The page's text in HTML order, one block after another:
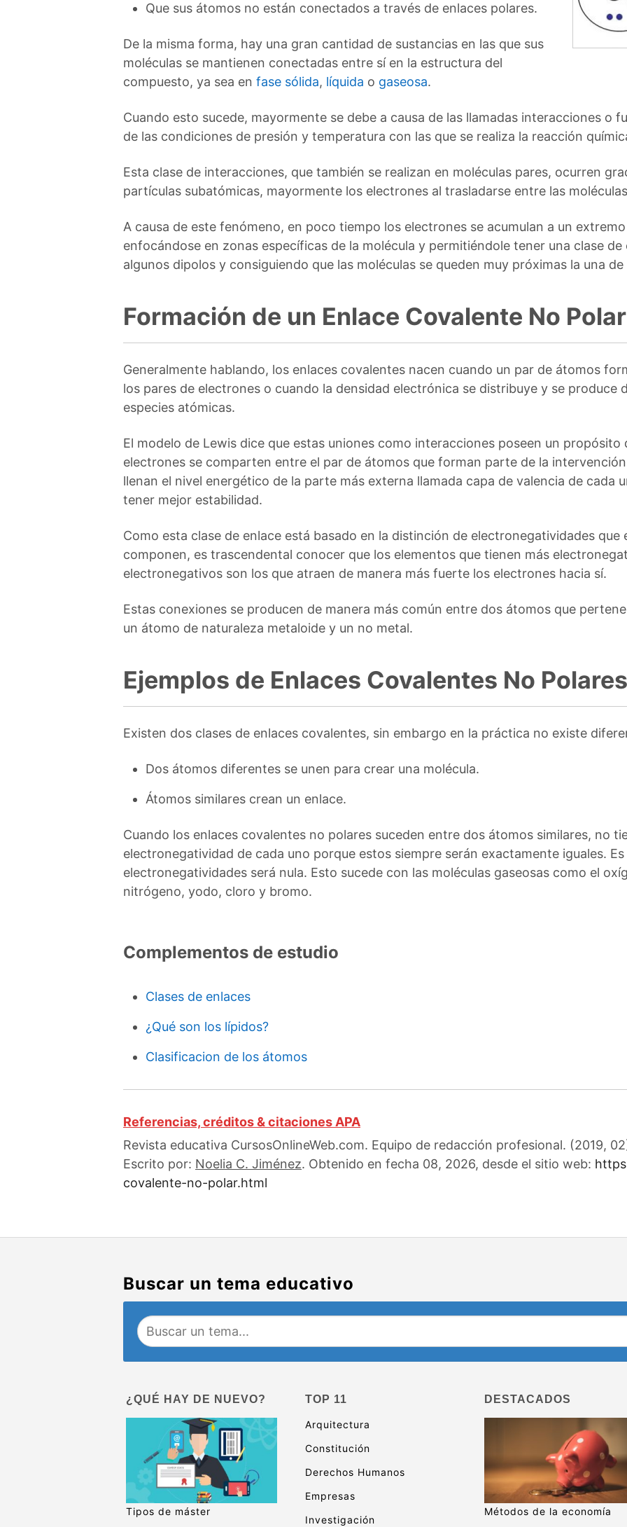
Que sus átomos no están conectados a través de enlaces polares.
De la misma forma, hay una gran cantidad de sustancias en las que sus
moléculas se mantienen conectadas entre sí en la estructura del
compuesto, ya sea en fase sólida, líquida o gaseosa.
Cuando esto sucede, mayormente se debe a causa de las llamadas interacciones o
de las condiciones de presión y temperatura con las que se realiza la reacción
Esta clase de interacciones, que también se realizan en moléculas pares, ocurren
partículas subatómicas, mayormente los electrones al trasladarse entre las
A causa de este fenómeno, en poco tiempo los electrones se acumulan a un
enfocándose en zonas específicas de la molécula y permitiéndole tener una clase
algunos dipolos y consiguiendo que las moléculas se queden muy próximas la una
Formación de un Enlace Covalente No Polar
Generalmente hablando, los enlaces covalentes nacen cuando un par de átomos
los pares de electrones o cuando la densidad electrónica se distribuye y se produce
especies atómicas.
El modelo de Lewis dice que estas uniones como interacciones poseen un propósito
electrones se comparten entre el par de átomos que forman parte de la
llenan el nivel energético de la parte más externa llamada capa de valencia de cada
tener mejor estabilidad.
Como esta clase de enlace está basado en la distinción de electronegatividades
componen, es trascendental conocer que los elementos que tienen más
electronegativos son los que atraen de manera más fuerte los electrones hacia sí.
Estas conexiones se producen de manera más común entre dos átomos que
un átomo de naturaleza metaloide y un no metal.
Ejemplos de Enlaces Covalentes No Polares
Existen dos clases de enlaces covalentes, sin embargo en la práctica no existe
Dos átomos diferentes se unen para crear una molécula.
Átomos similares crean un enlace.
Cuando los enlaces covalentes no polares suceden entre dos átomos similares, no
electronegatividad de cada uno porque estos siempre serán exactamente iguales.
electronegatividades será nula. Esto sucede con las moléculas gaseosas como el
nitrógeno, yodo, cloro y bromo.
Complementos de estudio
Clases de enlaces
¿Qué son los lípidos?
Clasificacion de los átomos
Referencias, créditos & citaciones APA
Revista educativa CursosOnlineWeb.com. Equipo de redacción profesional. (2019,
Escrito por: Noelia C. Jiménez. Obtenido en fecha 08, 2026, desde el sitio web:
covalente-no-polar.html
Buscar un tema educativo
¿QUÉ HAY DE NUEVO?
Tipos de máster
TOP 11
Arquitectura
Constitución
Derechos Humanos
Empresas
Investigación
DESTACADOS
Métodos de la economía